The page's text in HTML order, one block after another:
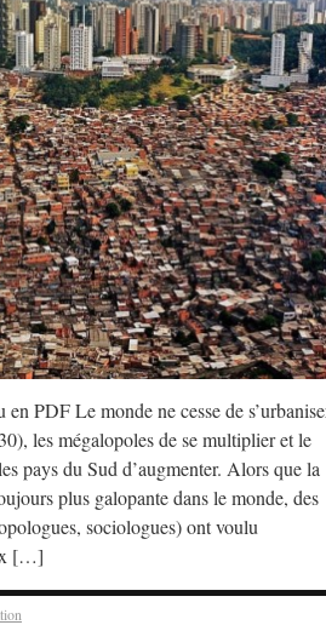
PDF Le monde ne cesse de
les mégalopoles de se multiplier et le
pays du Sud d’augmenter. Alors que la
plus galopante dans le monde, des
sociologues) ont voulu
[…]